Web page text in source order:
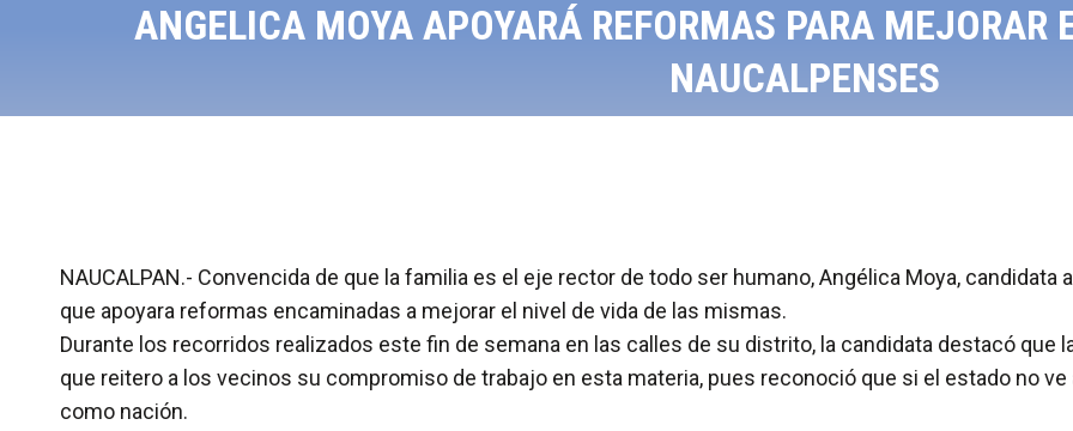
ANGELICA MOYA APOYARÁ REFORMAS PARA MEJORAR
NAUCALPENSES
NAUCALPAN.- Convencida de que la familia es el eje rector de todo ser humano, Angélica Moya, candidata
que apoyara reformas encaminadas a mejorar el nivel de vida de las mismas.
Durante los recorridos realizados este fin de semana en las calles de su distrito, la candidata destacó que
que reitero a los vecinos su compromiso de trabajo en esta materia, pues reconoció que si el estado no
como nación.